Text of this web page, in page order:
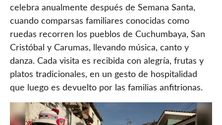
celebra anualmente después de Semana Santa,
cuando comparsas familiares conocidas como
ruedas recorren los pueblos de Cuchumbaya, San
Cristóbal y Carumas, llevando música, canto y
danza. Cada visita es recibida con alegría, frutas y
platos tradicionales, en un gesto de hospitalidad
que luego es devuelto por las familias anfitrionas.